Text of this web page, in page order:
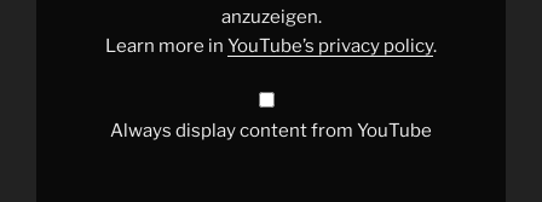
anzuzeigen.
Learn more in YouTube’s privacy policy.
Always display content from YouTube